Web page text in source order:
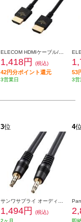
1,418円 (税込)
42円分ポイント還元
3営業日
53
3営
3位
1,494円
(税込)
2ヶ月
4
即